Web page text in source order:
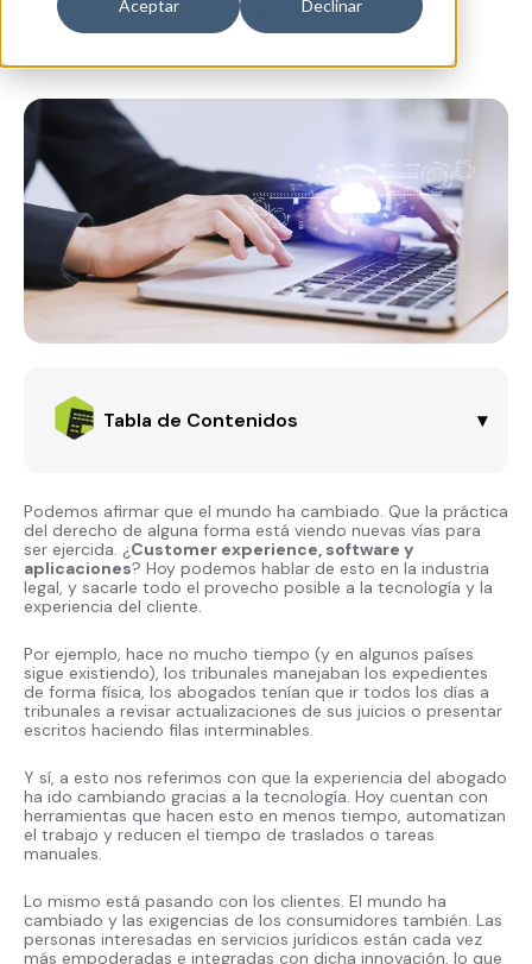
Aceptar Declinar
Tabla de Contenidos ▾
Podemos afirmar que el mundo ha cambiado. Que la práctica
del derecho de alguna forma está viendo nuevas vías para
ser ejercida. ¿Customer experience, software y
aplicaciones? Hoy podemos hablar de esto en la industria
legal, y sacarle todo el provecho posible a la tecnología y la
experiencia del cliente.
Por ejemplo, hace no mucho tiempo (y en algunos países
sigue existiendo), los tribunales manejaban los expedientes
de forma física, los abogados tenían que ir todos los días a
tribunales a revisar actualizaciones de sus juicios o presentar
escritos haciendo filas interminables.
Y sí, a esto nos referimos con que la experiencia del abogado
ha ido cambiando gracias a la tecnología. Hoy cuentan con
herramientas que hacen esto en menos tiempo, automatizan
el trabajo y reducen el tiempo de traslados o tareas
manuales.
Lo mismo está pasando con los clientes. El mundo ha
cambiado y las exigencias de los consumidores también. Las
personas interesadas en servicios jurídicos están cada vez
más empoderadas e integradas con dicha innovación, lo que